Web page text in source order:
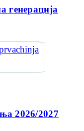
генерација
2026/2027